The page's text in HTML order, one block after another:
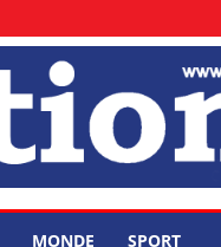
MONDE SPORT